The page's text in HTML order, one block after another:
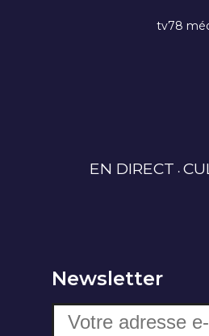
tv78
EN DIRECT
Newsletter